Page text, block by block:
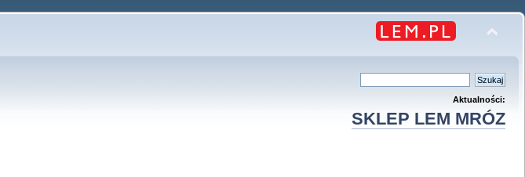
Aktualności:
SKLEP LEM MRÓZ